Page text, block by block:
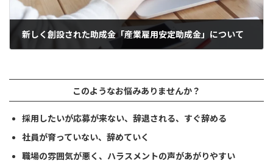
新しく創設された助成金「産業雇用安定助成金」について
このようなお悩みありませんか？
採用したいが応募が来ない、辞退される、すぐ辞める
社員が育っていない、辞めていく
職場の雰囲気が悪く、ハラスメントの声があがりやすい